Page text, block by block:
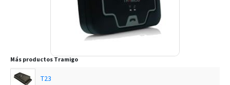
Más productos Tramigo
T23